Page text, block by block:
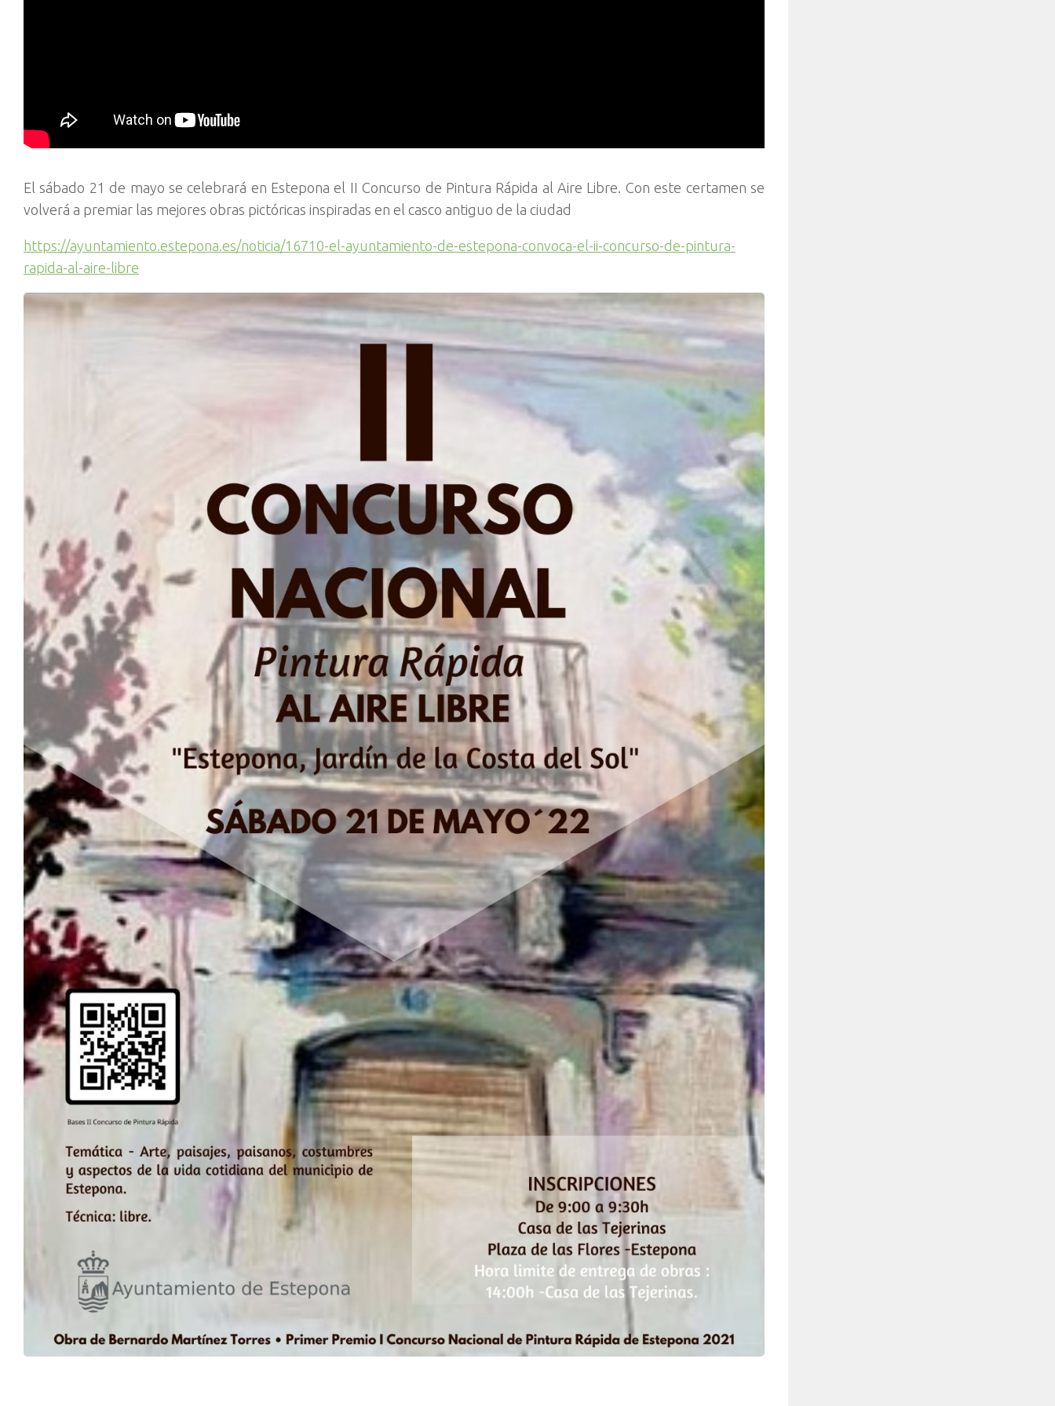
El sábado 21 de mayo se celebrará en Estepona el II Concurso de Pintura Rápida al Aire Libre. Con este certamen se
volverá a premiar las mejores obras pictóricas inspiradas en el casco antiguo de la ciudad
https://ayuntamiento.estepona.es/noticia/16710-el-ayuntamiento-de-estepona-convoca-el-ii-concurso-de-pintura-
rapida-al-aire-libre